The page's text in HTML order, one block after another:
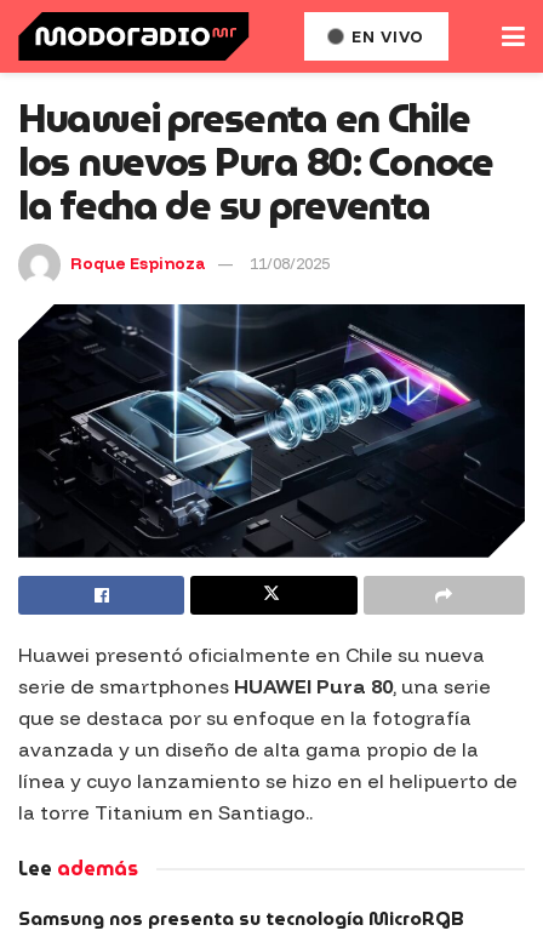
EN VIVO
Huawei presenta en Chile
los nuevos Pura 80: Conoce
la fecha de su preventa
Roque Espinoza 11/08/2025
Huawei presentó oficialmente en Chile su nueva
serie de smartphones HUAWEI Pura 80, una serie
que se destaca por su enfoque en la fotografía
avanzada y un diseño de alta gama propio de la
línea y cuyo lanzamiento se hizo en el helipuerto de
la torre Titanium en Santiago..
Lee además
Samsung nos presenta su tecnología MicroRGB